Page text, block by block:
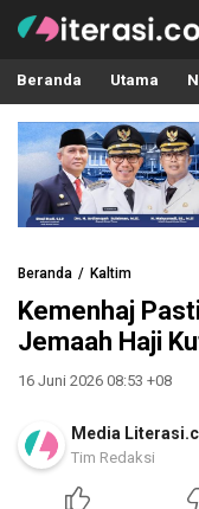
Literasi.co
Pilar Informasi
Beranda Utama
Beranda Kaltim
Kemenhaj
Jemaah Haji
16 Juni 2026 08:53 +08
Media
Tim Redaksi